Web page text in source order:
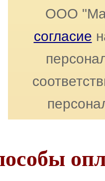
ООО
согласие